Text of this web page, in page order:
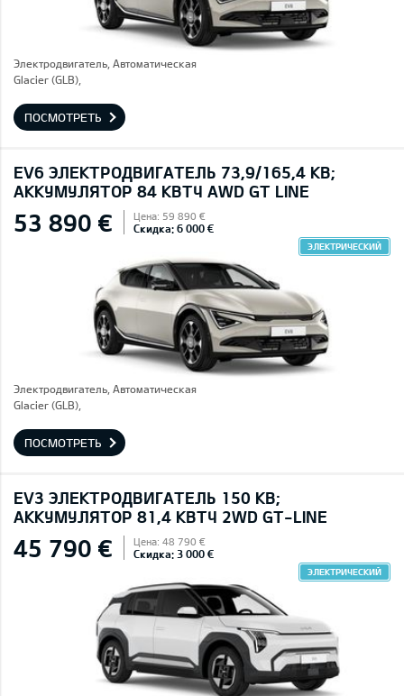
Электродвигатель, Автоматическая
Glacier (GLB),
ПОСМОТРЕТЬ
EV6 ЭЛЕКТРОДВИГАТЕЛЬ 73,9/165,4 КВ;
AККУМУЛЯТОР 84 КВТЧ AWD GT LINE
53 890 € Цена: 59 890 €
Скидка: 6 000 €
ЭЛЕКТРИЧЕСКИЙ
Электродвигатель, Автоматическая
Glacier (GLB),
ПОСМОТРЕТЬ
EV3 ЭЛЕКТРОДВИГАТЕЛЬ 150 КВ;
AККУМУЛЯТОР 81,4 КВТЧ 2WD GT-LINE
45 790 € Цена: 48 790 €
Скидка: 3 000 €
ЭЛЕКТРИЧЕСКИЙ